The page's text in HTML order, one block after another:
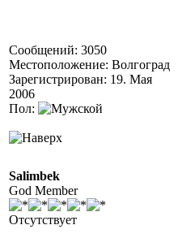
Сообщений: 3050
Местоположение: Волгоград
Зарегистрирован: 19. Мая
2006
Пол:
Salimbek
God Member
Отсутствует